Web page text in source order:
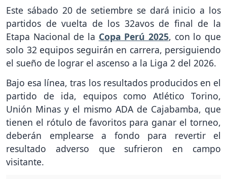
Este sábado 20 de setiembre se dará inicio a los
partidos de vuelta de los 32avos de final de la
Etapa Nacional de la Copa Perú 2025, con lo que
solo 32 equipos seguirán en carrera, persiguiendo
el sueño de lograr el ascenso a la Liga 2 del 2026.
Bajo esa línea, tras los resultados producidos en el
partido de ida, equipos como Atlético Torino,
Unión Minas y el mismo ADA de Cajabamba, que
tienen el rótulo de favoritos para ganar el torneo,
deberán emplearse a fondo para revertir el
resultado adverso que sufrieron en campo
visitante.